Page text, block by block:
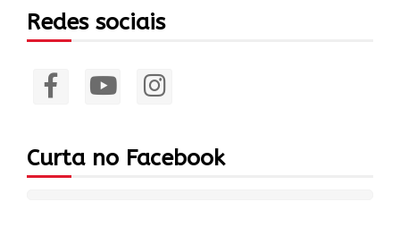
Redes sociais
Curta no Facebook